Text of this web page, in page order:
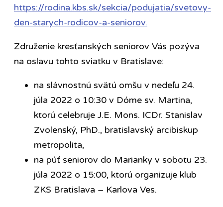
https://rodina.kbs.sk/sekcia/podujatia/svetovy-
den-starych-rodicov-a-seniorov.
Združenie kresťanských seniorov Vás pozýva
na oslavu tohto sviatku v Bratislave:
na slávnostnú svätú omšu v nedeľu 24.
júla 2022 o 10:30 v Dóme sv. Martina,
ktorú celebruje J.E. Mons. ICDr. Stanislav
Zvolenský, PhD., bratislavský arcibiskup
metropolita,
na púť seniorov do Marianky v sobotu 23.
júla 2022 o 15:00, ktorú organizuje klub
ZKS Bratislava – Karlova Ves.